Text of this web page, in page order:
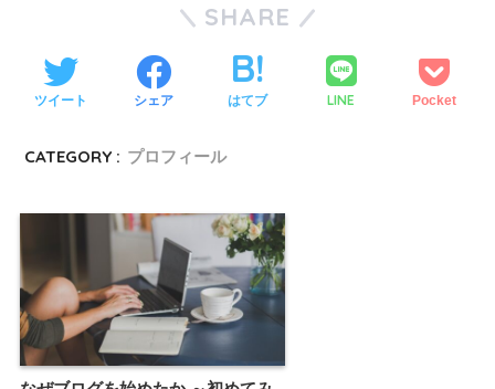
SHARE
ツイート シェア はてブ LINE Pocket
CATEGORY : プロフィール